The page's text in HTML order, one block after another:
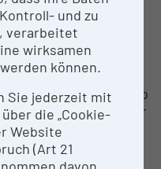
sowie einem
Ausstattung
und
und
an technischer
effizienten Betrieb
mobilen Infrastruktur
Roboter mit
der selbstständig
„Husky“),
und zu
verarbeitet
wirksamen
können.
Sie jederzeit mit
die „Cookie-
Website
(Art 21